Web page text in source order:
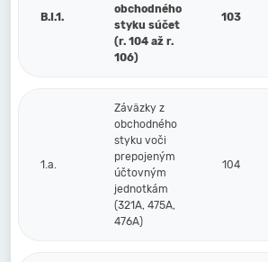
B.I.1.
obchodného
styku súčet
(r. 104 až r.
106)
103
1.a.
Záväzky z
obchodného
styku voči
prepojeným
účtovným
jednotkám
(321A, 475A,
476A)
104